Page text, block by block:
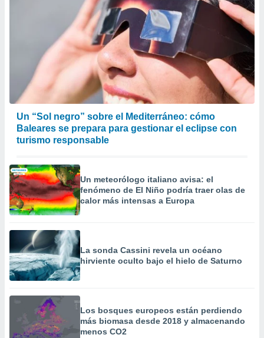
Un “Sol negro” sobre el Mediterráneo: cómo
Baleares se prepara para gestionar el eclipse con
turismo responsable
Un meteorólogo italiano avisa: el
fenómeno de El Niño podría traer olas de
calor más intensas a Europa
La sonda Cassini revela un océano
hirviente oculto bajo el hielo de Saturno
Los bosques europeos están perdiendo
más biomasa desde 2018 y almacenando
menos CO2